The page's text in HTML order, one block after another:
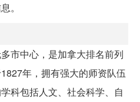
。
市中心，是加拿大排名前列
年，拥有强大的师资队伍
科包括人文、社会科学、自